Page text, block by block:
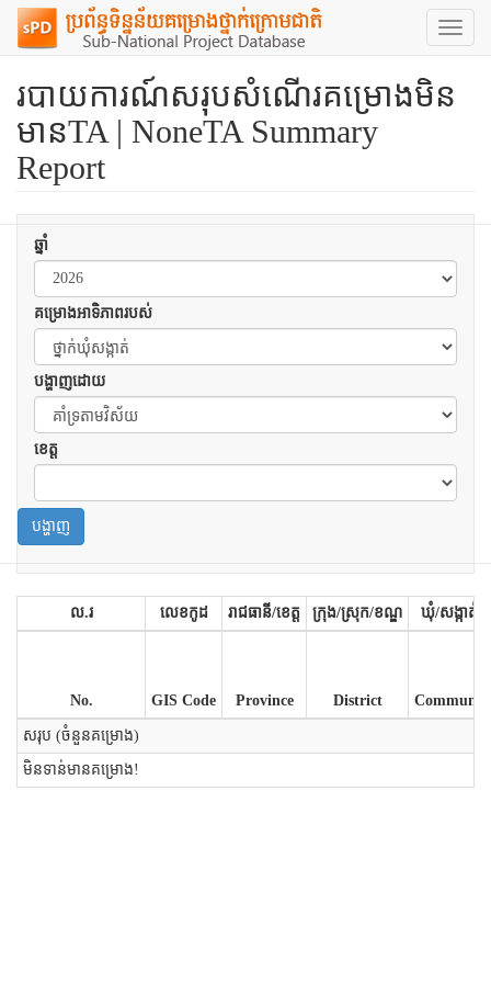
Toggle
របាយការណ៍សរុបសំណើរគម្រោងមិន
មានTA | NoneTA Summary
Report
ឆ្នាំ
គម្រោងអាទិភាពរបស់
បង្ហាញដោយ
ខេត្ត
បង្ហាញ
ល.រ លេខកូដ រាជធានី/ខេត្ត ក្រុង/ស្រុក/ខណ្ឌ ឃុំ/សង្កាត់
No. GIS Code Province District Commune
សរុប (ចំនួនគម្រោង)
មិនទាន់មានគម្រោង!